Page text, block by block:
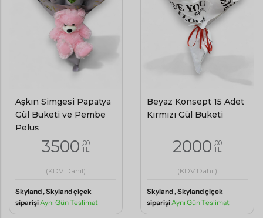
Aşkın Simgesi Papatya
Gül Buketi ve Pembe
Peluş
3500 ,00
TL
(KDV Dahil)
Skyland , Skyland çiçek
siparişiAynı Gün Teslimat
Beyaz Konsept 15 Adet
Kırmızı Gül Buketi
2000 ,00
TL
(KDV Dahil)
Skyland , Skyland çiçek
siparişiAynı Gün Teslimat